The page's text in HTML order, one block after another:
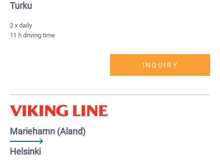
Turku
2 x daily
11 h driving time
INQUIRY
Mariehamn (Aland)
Helsinki